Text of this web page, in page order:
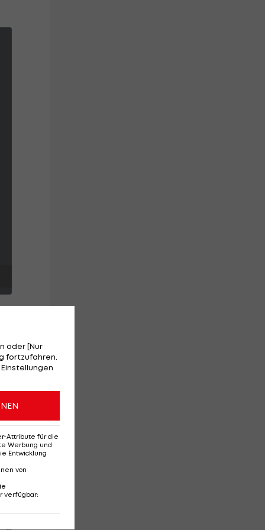
oder [Nur
fortzufahren.
Attribute für die
Werbung und
Entwicklung
von
verfügbar: